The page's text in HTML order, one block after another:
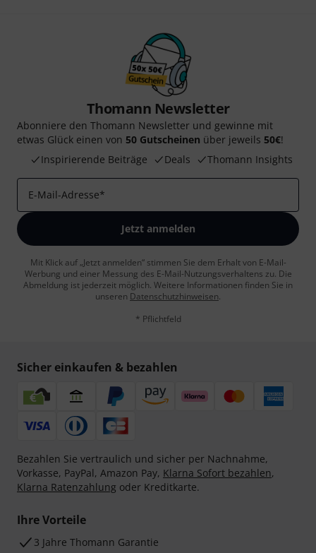
Thomann Newsletter
Abonniere den Thomann Newsletter und gewinne mit
etwas Glück einen von 50 Gutscheinen über jeweils 50€!
Inspirierende Beiträge
Deals Thomann Insights
E-Mail-Adresse*
Jetzt anmelden
Mit Klick auf „Jetzt anmelden“ stimmen Sie dem Erhalt von E-Mail-
Werbung und einer Messung des E-Mail-Nutzungsverhaltens zu. Die
Abmeldung ist jederzeit möglich. Weitere Informationen finden Sie in
unseren Datenschutzhinweisen.
* Pflichtfeld
Sicher einkaufen & bezahlen
Bezahlen Sie vertraulich und sicher per Nachnahme,
Vorkasse, PayPal, Amazon Pay, Klarna Sofort bezahlen,
Klarna Ratenzahlung oder Kreditkarte.
Ihre Vorteile
3 Jahre Thomann Garantie